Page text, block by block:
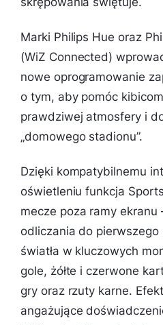
Marki Philips Hue oraz
(WiZ Connected)
nowe oprogramowanie
o tym, aby pomóc
prawdziwej atmosfery i
„domowego stadionu”.
Dzięki kompatybilnemu
oświetleniu funkcja
mecze poza ramy
odliczania do pierwszego
światła w kluczowych
gole, żółte i czerwone
gry oraz rzuty karne.
angażujące